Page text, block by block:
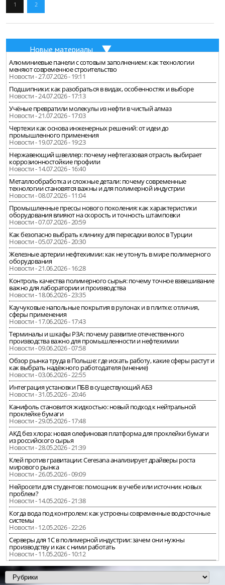
1 2
Новые материалы
Алюминиевые панели с сотовым заполнением: как технологии
меняют современное строительство
Новости - 27.07.2026 - 19:11
Подшипники: как разобраться в видах, особенностях и выборе
Новости - 24.07.2026 - 17:13
Учёные превратили молекулы из нефти в чистый алмаз
Новости - 21.07.2026 - 17:03
Чертежи как основа инженерных решений: от идеи до
промышленного применения
Новости - 19.07.2026 - 19:23
Нержавеющий швеллер: почему нефтегазовая отрасль выбирает
коррозионностойкие профили
Новости - 14.07.2026 - 16:40
Металлообработка и сложные детали: почему современные
технологии становятся важны и для полимерной индустрии
Новости - 08.07.2026 - 11:04
Промышленные прессы нового поколения: как характеристики
оборудования влияют на скорость и точность штамповки
Новости - 07.07.2026 - 20:59
Как безопасно выбрать клинику для пересадки волос в Турции
Новости - 05.07.2026 - 20:30
Железные артерии нефтехимии: как не утонуть в мире полимерного
оборудования
Новости - 21.06.2026 - 16:28
Контроль качества полимерного сырья: почему точное взвешивание
важно для лаборатории и производства
Новости - 18.06.2026 - 23:35
Каучуковые напольные покрытия в рулонах и в плитке: отличия,
сферы применения
Новости - 17.06.2026 - 17:43
Терминалы и шкафы РЗА: почему развитие отечественного
производства важно для промышленности и нефтехимии
Новости - 09.06.2026 - 07:58
Обзор рынка труда в Польше: где искать работу, какие сферы растут и
как выбрать надёжного работодателя (мнение)
Новости - 03.06.2026 - 22:55
Интеграция установки ПБВ в существующий АБЗ
Новости - 31.05.2026 - 20:46
Канифоль становится жидкостью: новый подход к нейтральной
проклейке бумаги
Новости - 29.05.2026 - 17:48
АКД без хлора: новая олефиновая платформа для проклейки бумаги
из российского сырья
Новости - 28.05.2026 - 21:39
Клей против гравитации: Ceresana анализирует драйверы роста
мирового рынка
Новости - 26.05.2026 - 09:09
Нейросети для студентов: помощник в учебе или источник новых
проблем?
Новости - 14.05.2026 - 21:38
Когда вода под контролем: как устроены современные водосточные
системы
Новости - 12.05.2026 - 22:26
Серверы для 1С в полимерной индустрии: зачем они нужны
производству и как с ними работать
Новости - 11.05.2026 - 10:12